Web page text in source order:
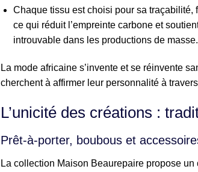
Chaque tissu est choisi pour sa
ce qui réduit l’empreinte carbone et
introuvable dans les productions de masse.
La mode africaine s’invente et se réinvente
cherchent à affirmer leur personnalité à
L’unicité des créations :
Prêt-à-porter, boubous et
La collection Maison Beaurepaire propose un